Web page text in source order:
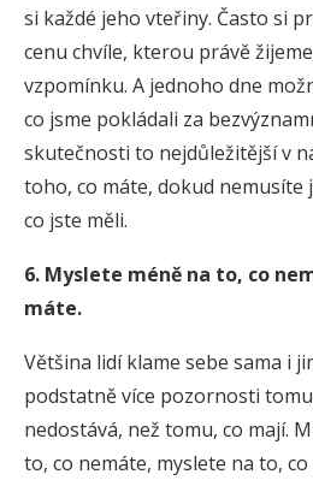
si každé jeho vteřiny. Často si
cenu chvíle, kterou právě
vzpomínku. A jednoho dne
co jsme pokládali za
skutečnosti to nejdůležitější v
toho, co máte, dokud nemusíte
co jste měli.
6. Myslete méně na to, co
máte.
Většina lidí klame sebe sama i
podstatně více pozornosti
nedostává, než tomu, co mají.
to, co nemáte, myslete na to, co